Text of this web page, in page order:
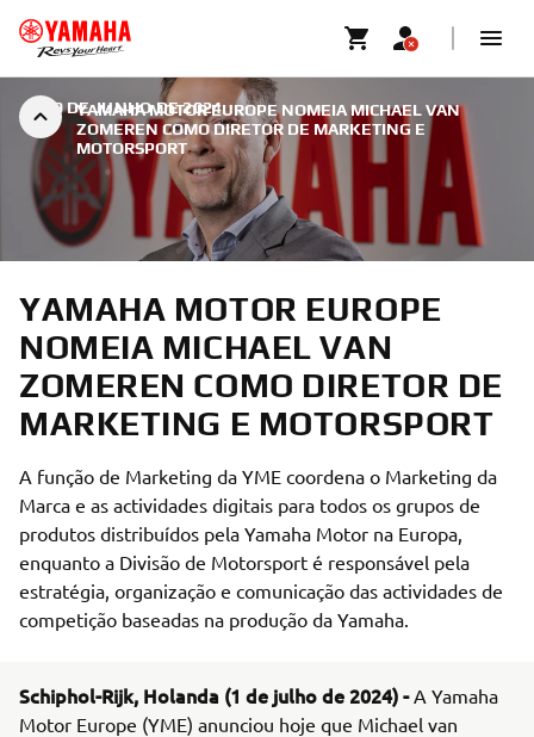
YAMAHA MOTOR EUROPE NOMEIA MICHAEL VAN
ZOMEREN COMO DIRETOR DE MARKETING E
MOTORSPORT
29 DE JUNHO DE 2024
YAMAHA MOTOR EUROPE
NOMEIA MICHAEL VAN
ZOMEREN COMO DIRETOR DE
MARKETING E MOTORSPORT
A função de Marketing da YME coordena o Marketing da
Marca e as actividades digitais para todos os grupos de
produtos distribuídos pela Yamaha Motor na Europa,
enquanto a Divisão de Motorsport é responsável pela
estratégia, organização e comunicação das actividades de
competição baseadas na produção da Yamaha.
Schiphol-Rijk, Holanda (1 de julho de 2024) -A Yamaha
Motor Europe (YME) anunciou hoje que Michael van